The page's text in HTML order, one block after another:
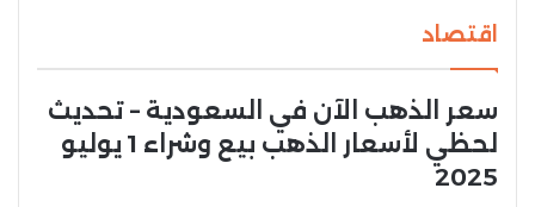
اقتصاد
سعر الذهب الآن في السعودية – تحديث
لحظي لأسعار الذهب بيع وشراء 1 يوليو
2025